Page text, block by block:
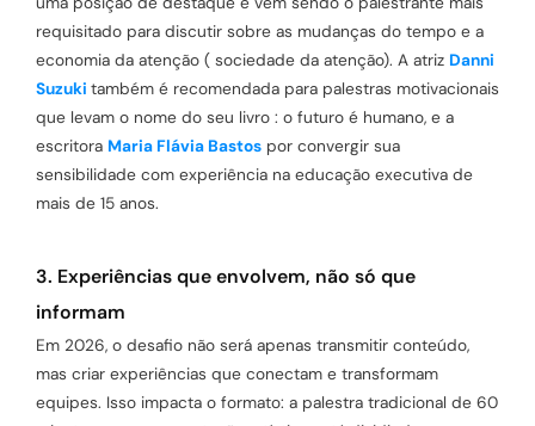
requisitado para discutir sobre as mudanças do tempo e a
economia da atenção ( sociedade da atenção). A atriz Danni
Suzuki também é recomendada para palestras motivacionais
que levam o nome do seu livro : o futuro é humano, e a
escritora Maria Flávia Bastos por convergir sua
sensibilidade com experiência na educação executiva de
mais de 15 anos.
3. Experiências que envolvem, não só que
informam
Em 2026, o desafio não será apenas transmitir conteúdo,
mas criar experiências que conectam e transformam
equipes. Isso impacta o formato: a palestra tradicional de 60